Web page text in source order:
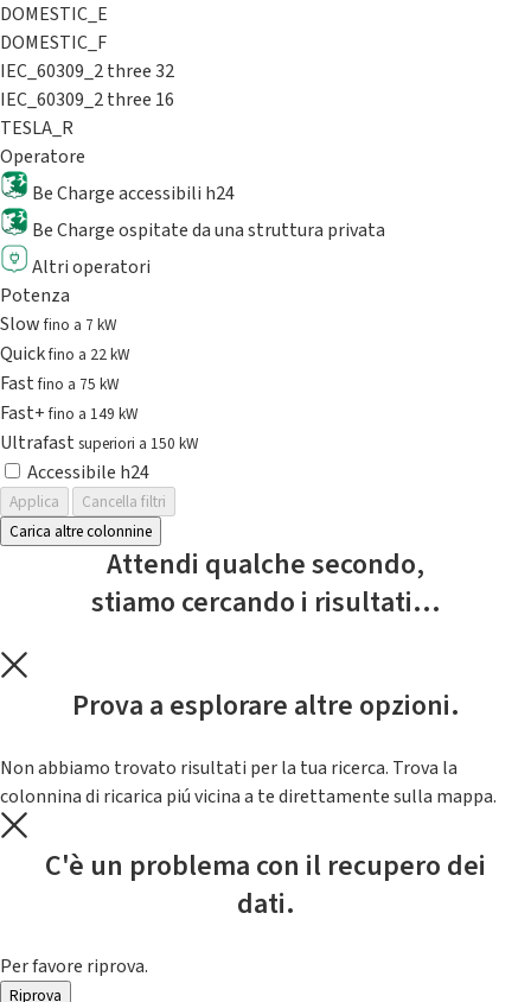
DOMESTIC_E
DOMESTIC_F
IEC_60309_2 three 32
IEC_60309_2 three 16
TESLA_R
Operatore
Be Charge accessibili h24
Be Charge ospitate da una struttura privata
Altri operatori
Potenza
Slowfino a 7 kW
Quickfino a 22 kW
Fastfino a 75 kW
Fast+fino a 149 kW
Ultrafast superiori a 150 kW
Accessibile h24
Applica
Cancella filtri
Carica altre colonnine
Attendi qualche secondo,
stiamo cercando i risultati...
Prova a esplorare altre opzioni.
Non abbiamo trovato risultati per la tua ricerca. Trova la
colonnina di ricarica piú vicina a te direttamente sulla mappa.
C'è un problema con il recupero dei
dati.
Per favore riprova.
Riprova